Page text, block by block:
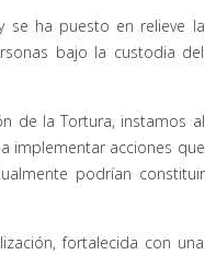
se ha puesto en relieve la
bajo la custodia del
de la Tortura, instamos al
implementar acciones que
podrían constituir
fortalecida con una